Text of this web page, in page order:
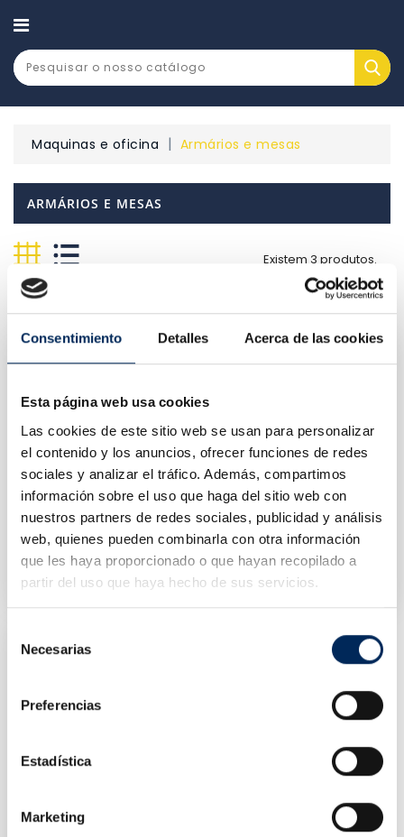
Consentimiento Detalles Acerca de las cookies
Esta página web usa cookies
Las cookies de este sitio web se usan para personalizar
el contenido y los anuncios, ofrecer funciones de redes
sociales y analizar el tráfico. Además, compartimos
información sobre el uso que haga del sitio web con
nuestros partners de redes sociales, publicidad y análisis
web, quienes pueden combinarla con otra información
que les haya proporcionado o que hayan recopilado a
partir del uso que haya hecho de sus servicios.
Necesarias
Preferencias
Estadística
Marketing
CATEGORY
Maquinas e oficina Armários e mesas
ARMÁRIOS E MESAS
Existem 3 produtos.
Relevância 
Mesa De Trabalho Com Painel
10/EQT-79111J
448,00 €Preço
Mesa De Trabalho
10/EQT-79111S
400,00 €Preço